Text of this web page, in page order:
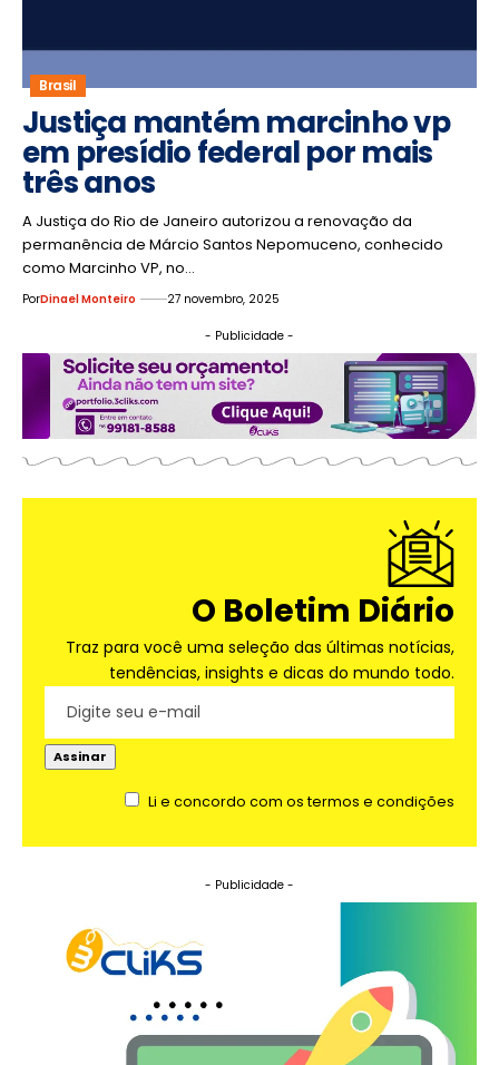
Brasil
Justiça mantém marcinho vp
em presídio federal por mais
três anos
A Justiça do Rio de Janeiro autorizou a renovação da
permanência de Márcio Santos Nepomuceno, conhecido
como Marcinho VP, no…
PorDinael Monteiro 27 novembro, 2025
- Publicidade -
O Boletim Diário
Traz para você uma seleção das últimas notícias,
tendências, insights e dicas do mundo todo.
Li e concordo com os termos e condições
- Publicidade -